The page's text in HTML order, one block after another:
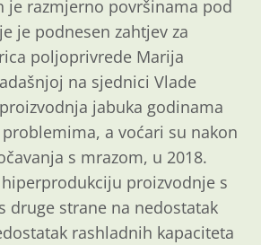
je razmjerno površinama pod
je podnesen zahtjev za
poljoprivrede Marija
na sjednici Vlade
jabuka godinama
a voćari su nakon
s mrazom, u 2018.
proizvodnje s
druge strane na nedostatak
rashladnih kapaciteta